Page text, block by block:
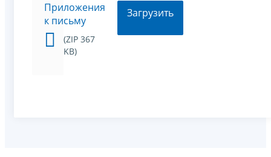
Приложения
к письму
(ZIP 367
KB)
Загрузить